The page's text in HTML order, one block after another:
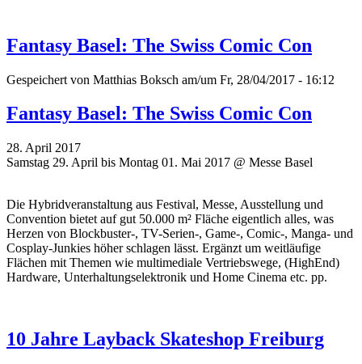
Fantasy Basel: The Swiss Comic Con
Gespeichert von Matthias Boksch am/um Fr, 28/04/2017 - 16:12
Fantasy Basel: The Swiss Comic Con
28. April 2017
Samstag 29. April bis Montag 01. Mai 2017 @ Messe Basel
Die Hybridveranstaltung aus Festival, Messe, Ausstellung und
Convention bietet auf gut 50.000 m² Fläche eigentlich alles, was
Herzen von Blockbuster-, TV-Serien-, Game-, Comic-, Manga- und
Cosplay-Junkies höher schlagen lässt. Ergänzt um weitläufige
Flächen mit Themen wie multimediale Vertriebswege, (HighEnd)
Hardware, Unterhaltungselektronik und Home Cinema etc. pp.
10 Jahre Layback Skateshop Freiburg